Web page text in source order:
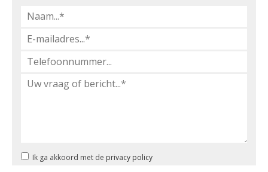
Ik ga akkoord met de privacy policy